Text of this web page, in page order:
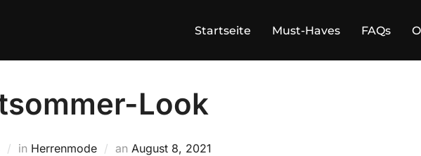
Startseite Must-Haves FAQs
Look
in Herrenmode an Veröffentlicht
August 8, 2021